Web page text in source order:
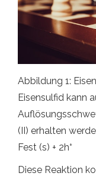
Abbildung 1:
Eisensulfid kann
(II) erhalten
Fest (s) + 2h+
Diese Reaktion